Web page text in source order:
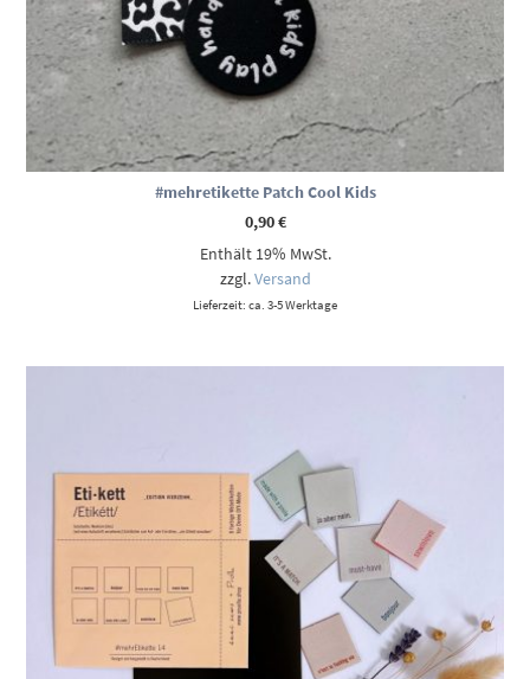
#mehretikette Patch Cool Kids
0,90€
Enthält 19% MwSt.
zzgl.Versand
Lieferzeit: ca. 3-5 Werktage